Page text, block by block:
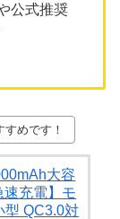
公式推奨
めです！
大容
充電】モ
型 QC3.0対